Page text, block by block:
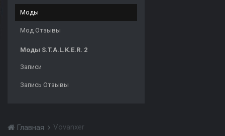
Моды
Мод Отзывы
Моды S.T.A.L.K.E.R. 2
Записи
Запись Отзывы
Главная Vovanxer